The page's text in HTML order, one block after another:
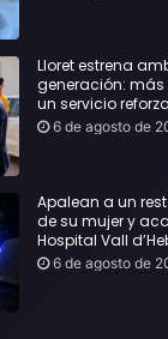
Lloret estrena
generación:
un servicio
6 de agosto de
Apalean a un
de su mujer y
Hospital Vall
6 de agosto de